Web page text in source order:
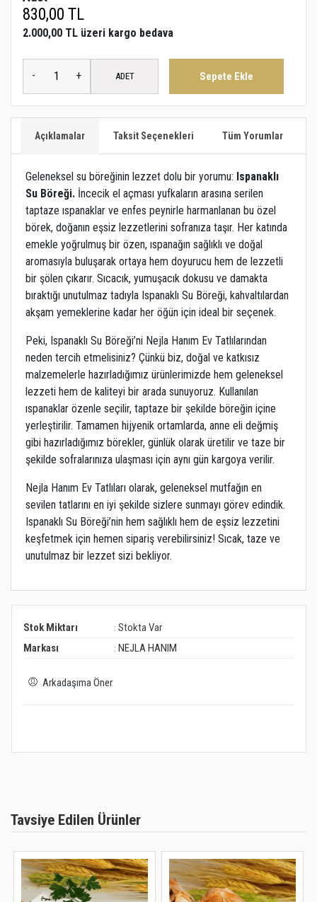
830,00 TL
2.000,00 TL üzeri kargo bedava
- + ADET Sepete Ekle
Açıklamalar Taksit Seçenekleri Tüm Yorumlar
Geleneksel su böreğinin lezzet dolu bir yorumu: Ispanaklı
Su Böreği. İncecik el açması yufkaların arasına serilen
taptaze ıspanaklar ve enfes peynirle harmanlanan bu özel
börek, doğanın eşsiz lezzetlerini sofranıza taşır. Her katında
emekle yoğrulmuş bir özen, ıspanağın sağlıklı ve doğal
aromasıyla buluşarak ortaya hem doyurucu hem de lezzetli
bir şölen çıkarır. Sıcacık, yumuşacık dokusu ve damakta
bıraktığı unutulmaz tadıyla Ispanaklı Su Böreği, kahvaltılardan
akşam yemeklerine kadar her öğün için ideal bir seçenek.
Peki, Ispanaklı Su Böreği’ni Nejla Hanım Ev Tatlılarından
neden tercih etmelisiniz? Çünkü biz, doğal ve katkısız
malzemelerle hazırladığımız ürünlerimizde hem geleneksel
lezzeti hem de kaliteyi bir arada sunuyoruz. Kullanılan
ıspanaklar özenle seçilir, taptaze bir şekilde böreğin içine
yerleştirilir. Tamamen hijyenik ortamlarda, anne eli değmiş
gibi hazırladığımız börekler, günlük olarak üretilir ve taze bir
şekilde sofralarınıza ulaşması için aynı gün kargoya verilir.
Nejla Hanım Ev Tatlıları olarak, geleneksel mutfağın en
sevilen tatlarını en iyi şekilde sizlere sunmayı görev edindik.
Ispanaklı Su Böreği’nin hem sağlıklı hem de eşsiz lezzetini
keşfetmek için hemen sipariş verebilirsiniz! Sıcak, taze ve
unutulmaz bir lezzet sizi bekliyor.
Stok Miktarı : Stokta Var
Markası
: NEJLA HANIM
Arkadaşıma Öner
Tavsiye Edilen Ürünler